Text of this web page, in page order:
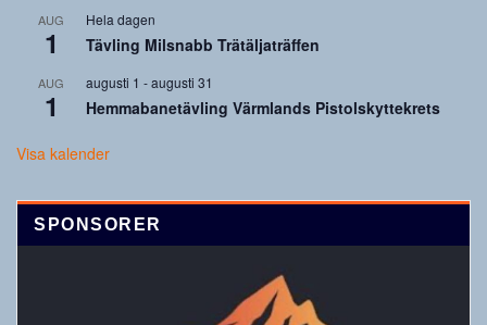
AUG
1
Hela dagen
Tävling Milsnabb Trätäljaträffen
AUG
1
augusti 1 -augusti 31
Hemmabanetävling Värmlands Pistolskyttekrets
Visa kalender
SPONSORER